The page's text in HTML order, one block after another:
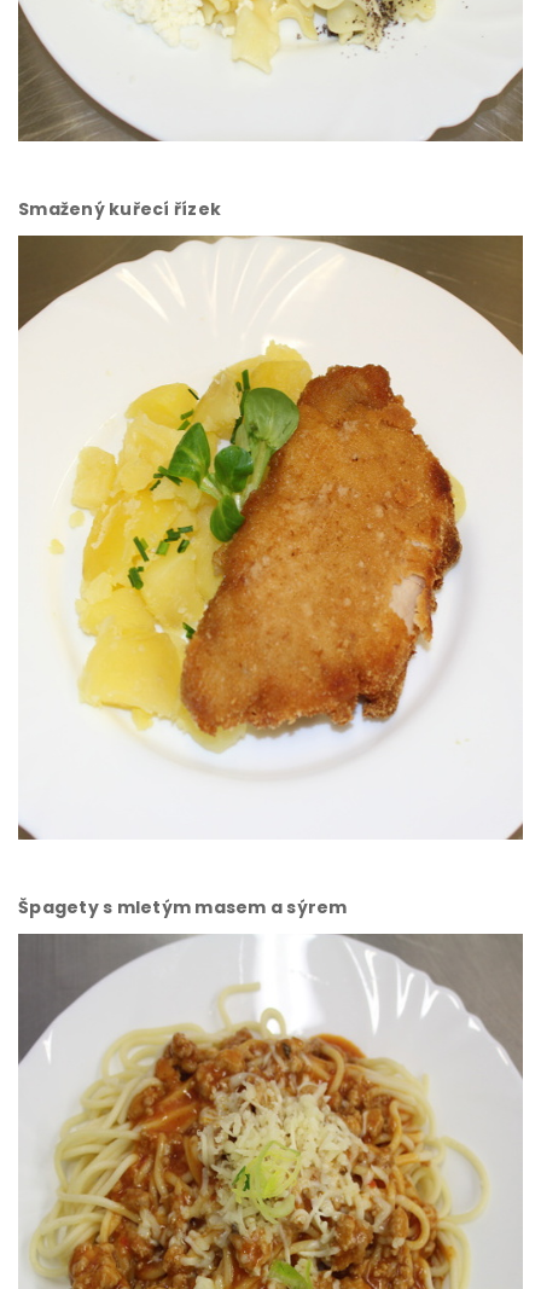
Smažený kuřecí řízek
Špagety s mletým masem a sýrem